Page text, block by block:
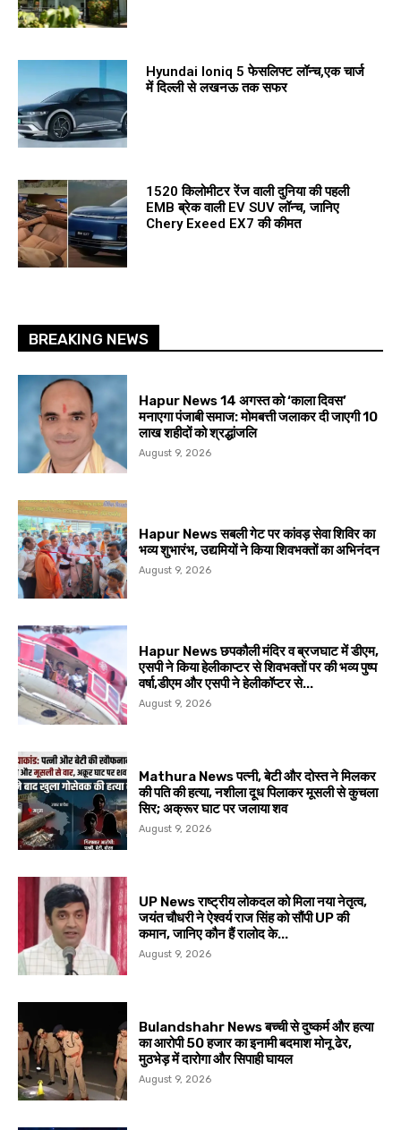
Hyundai Ioniq 5 फेसलिफ्ट लॉन्च,एक चार्ज
में दिल्ली से लखनऊ तक सफर
1520 किलोमीटर रेंज वाली दुनिया की पहली
EMB ब्रेक वाली EV SUV लॉन्च, जानिए
Chery Exeed EX7 की कीमत
BREAKING NEWS
Hapur News 14 अगस्त को ‘काला दिवस’
मनाएगा पंजाबी समाज: मोमबत्ती जलाकर दी जाएगी 10
लाख शहीदों को श्रद्धांजलि
August 9, 2026
Hapur News सबली गेट पर कांवड़ सेवा शिविर का
भव्य शुभारंभ, उद्यमियों ने किया शिवभक्तों का अभिनंदन
August 9, 2026
Hapur News छपकौली मंदिर व ब्रजघाट में डीएम,
एसपी ने किया हेलीकाप्टर से शिवभक्तों पर की भव्य पुष्प
वर्षा,डीएम और एसपी ने हेलीकॉप्टर से...
August 9, 2026
Mathura News पत्नी, बेटी और दोस्त ने मिलकर
की पति की हत्या, नशीला दूध पिलाकर मूसली से कुचला
सिर; अक्रूर घाट पर जलाया शव
August 9, 2026
UP News राष्ट्रीय लोकदल को मिला नया नेतृत्व,
जयंत चौधरी ने ऐश्वर्य राज सिंह को सौंपी UP की
कमान, जानिए कौन हैं रालोद के...
August 9, 2026
Bulandshahr News बच्ची से दुष्कर्म और हत्या
का आरोपी 50 हजार का इनामी बदमाश मोनू ढेर,
मुठभेड़ में दारोगा और सिपाही घायल
August 9, 2026